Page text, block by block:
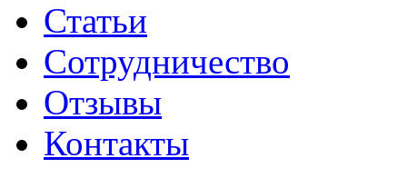
Статьи
Сотрудничество
Отзывы
Контакты